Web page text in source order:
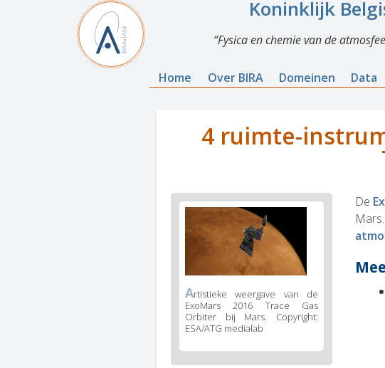
Koninklijk
Fysica en chemie van de
Home Over BIRA Domeinen Data
4 ruimte-
De
Artistieke weergave van de
ExoMars 2016 Trace Gas
Orbiter bij Mars. Copyright:
ESA/ATG medialab